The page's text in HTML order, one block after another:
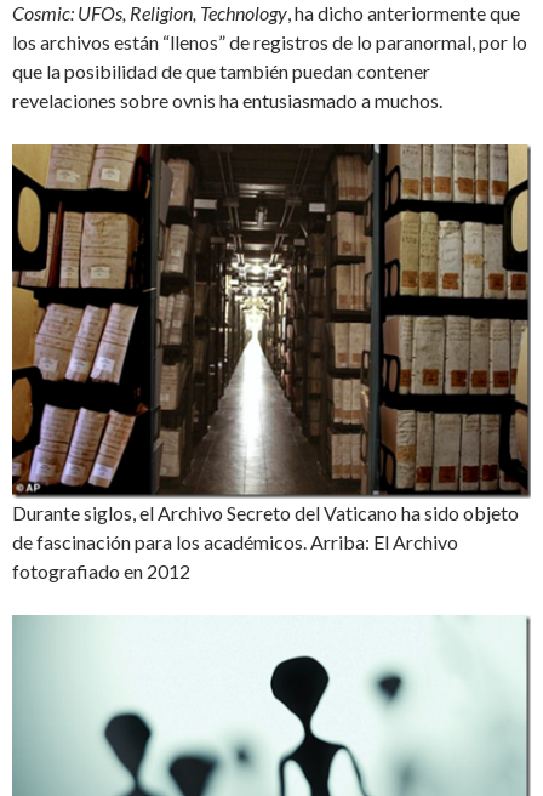
Cosmic: UFOs, Religion, Technology , ha dicho anteriormente que
los archivos están “llenos” de registros de lo paranormal, por lo
que la posibilidad de que también puedan contener
revelaciones sobre ovnis ha entusiasmado a muchos.
Durante siglos, el Archivo Secreto del Vaticano ha sido objeto
de fascinación para los académicos. Arriba: El Archivo
fotografiado en 2012